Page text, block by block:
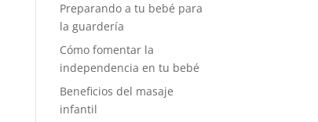
Preparando a tu bebé para
la guardería
Cómo fomentar la
independencia en tu bebé
Beneficios del masaje
infantil